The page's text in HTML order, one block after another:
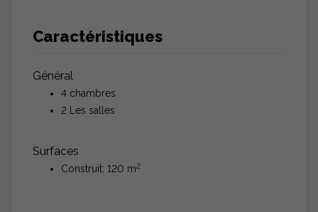
Caractéristiques
Général
4 chambres
2 Les salles
Surfaces
Construit: 120 m2